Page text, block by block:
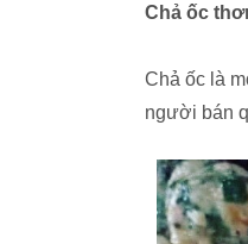
Chả ốc
Chả ốc là
người bán